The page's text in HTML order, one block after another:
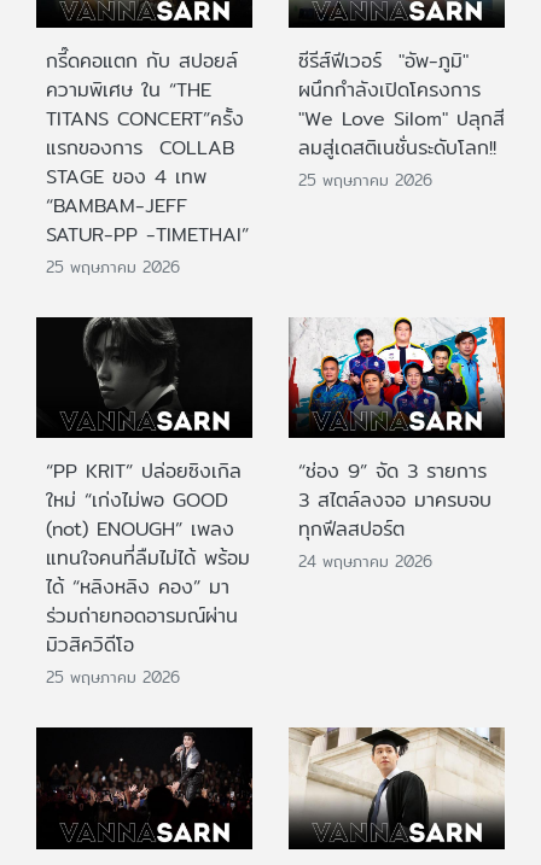
กรี๊ดคอแตก กับ สปอยล์
ความพิเศษ ใน “THE
TITANS CONCERT”ครั้ง
แรกของการ COLLAB
STAGE ของ 4 เทพ
“BAMBAM-JEFF
SATUR-PP -TIMETHAI”
25 พฤษภาคม 2026
ซีรีส์ฟีเวอร์ "อัพ-ภูมิ"
ผนึกกำลังเปิดโครงการ
"We Love Silom" ปลุกสี
ลมสู่เดสติเนชั่นระดับโลก!!
25 พฤษภาคม 2026
“PP KRIT” ปล่อยซิงเกิล
ใหม่ “เก่งไม่พอ GOOD
(not) ENOUGH” เพลง
แทนใจคนที่ลืมไม่ได้ พร้อม
ได้ “หลิงหลิง คอง” มา
ร่วมถ่ายทอดอารมณ์ผ่าน
มิวสิควิดีโอ
25 พฤษภาคม 2026
“ช่อง 9” จัด 3 รายการ
3 สไตล์ลงจอ มาครบจบ
ทุกฟีลสปอร์ต
24 พฤษภาคม 2026